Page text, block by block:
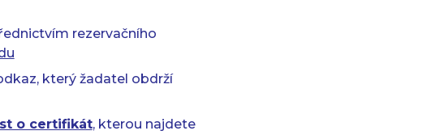
rezervačního
který žadatel obdrží
o certifikát, kterou najdete